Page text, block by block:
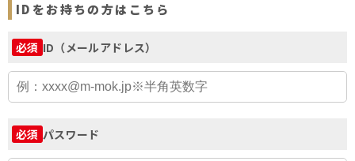
IDをお持ちの方はこちら
必須 ID（メールアドレス）
必須 パスワード